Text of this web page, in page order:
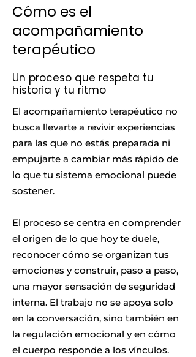
Cómo es el
acompañamiento
terapéutico
Un proceso que respeta tu
historia y tu ritmo
El acompañamiento terapéutico no
busca llevarte a revivir experiencias
para las que no estás preparada ni
empujarte a cambiar más rápido de
lo que tu sistema emocional puede
sostener.
El proceso se centra en comprender
el origen de lo que hoy te duele,
reconocer cómo se organizan tus
emociones y construir, paso a paso,
una mayor sensación de seguridad
interna. El trabajo no se apoya solo
en la conversación, sino también en
la regulación emocional y en cómo
el cuerpo responde a los vínculos.